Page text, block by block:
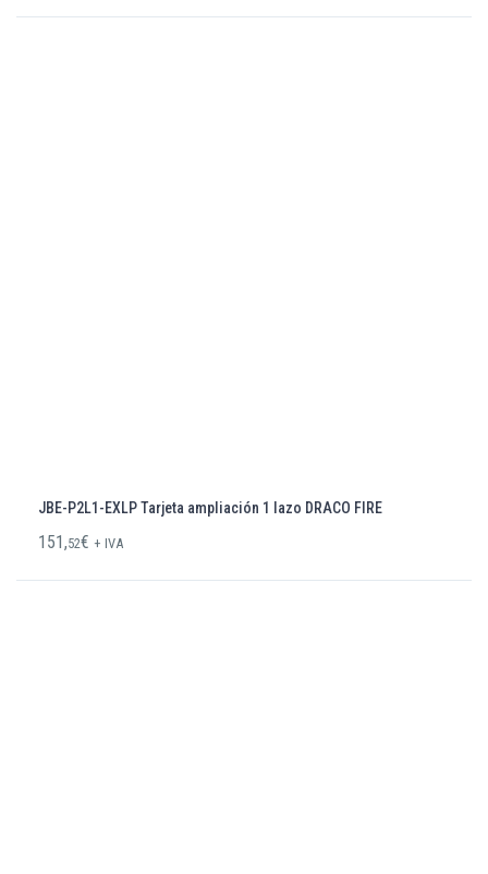
JBE-P2L1-EXLP Tarjeta ampliación 1 lazo DRACO FIRE
151,52€ + IVA